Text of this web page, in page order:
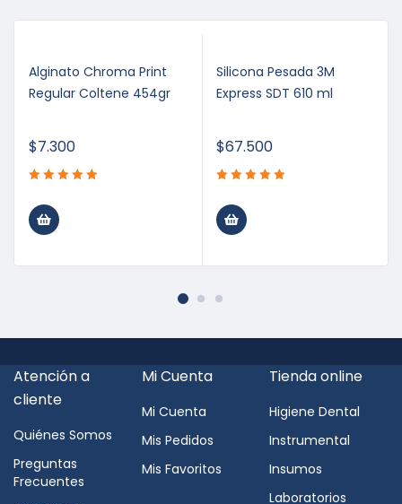
Alginato Chroma Print
Regular Coltene 454gr
$7.300
Silicona Pesada 3M
Express SDT 610 ml
$67.500
Atención a
cliente
Quiénes Somos
Preguntas
Frecuentes
Mi Cuenta
Mi Cuenta
Mis Pedidos
Mis Favoritos
Tienda online
Higiene Dental
Instrumental
Insumos
Laboratorios